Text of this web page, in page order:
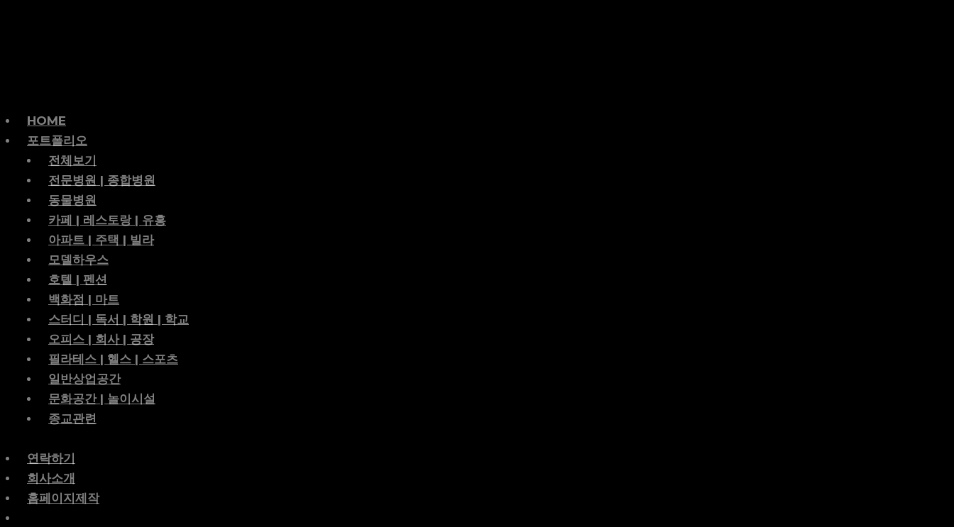
HOME
포트폴리오
전체보기
전문병원 | 종합병원
동물병원
카페 | 레스토랑 | 유흥
아파트 | 주택 | 빌라
모델하우스
호텔 | 펜션
백화점 | 마트
스터디 | 독서 | 학원 | 학교
오피스 | 회사 | 공장
필라테스 | 헬스 | 스포츠
일반상업공간
문화공간 | 놀이시설
종교관련
연락하기
회사소개
홈페이지제작